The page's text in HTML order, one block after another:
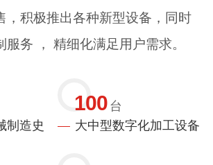
，积极推出各种新型设备，同时
务 ， 精细化满足用户需求。
制造史
100 台
大中型数字化加工设备